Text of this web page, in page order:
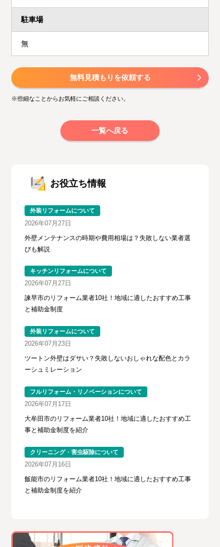
駐車場
無
無料見積もりを依頼する
※些細なことからお気軽にご相談ください。
一覧へ戻る
お役立ち情報
外装リフォームについて
2026年07月27日
外壁メンテナンスの時期や費用相場は？失敗しない業者選
びも解説
キッチンリフォームについて
2026年07月27日
諫早市のリフォーム業者10社！地域に適したおすすめ工事
と補助金制度
外装リフォームについて
2026年07月23日
ツートン外壁はダサい？失敗しないおしゃれな配色とカラ
ーシュミレーション
フルリフォーム・リノベーションについて
2026年07月17日
大牟田市のリフォーム業者10社！地域に適したおすすめ工
事と補助金制度を紹介
クリーニング・害虫駆除について
2026年07月16日
飯能市のリフォーム業者10社！地域に適したおすすめ工事
と補助金制度を紹介